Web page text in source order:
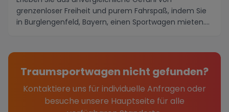
grenzenloser Freiheit und purem Fahrspaß, indem Sie
in Burglengenfeld, Bayern, einen Sportwagen mieten.
Traumsportwagen nicht gefunden?
Kontaktiere uns für individuelle Anfragen oder
besuche unsere Hauptseite für alle